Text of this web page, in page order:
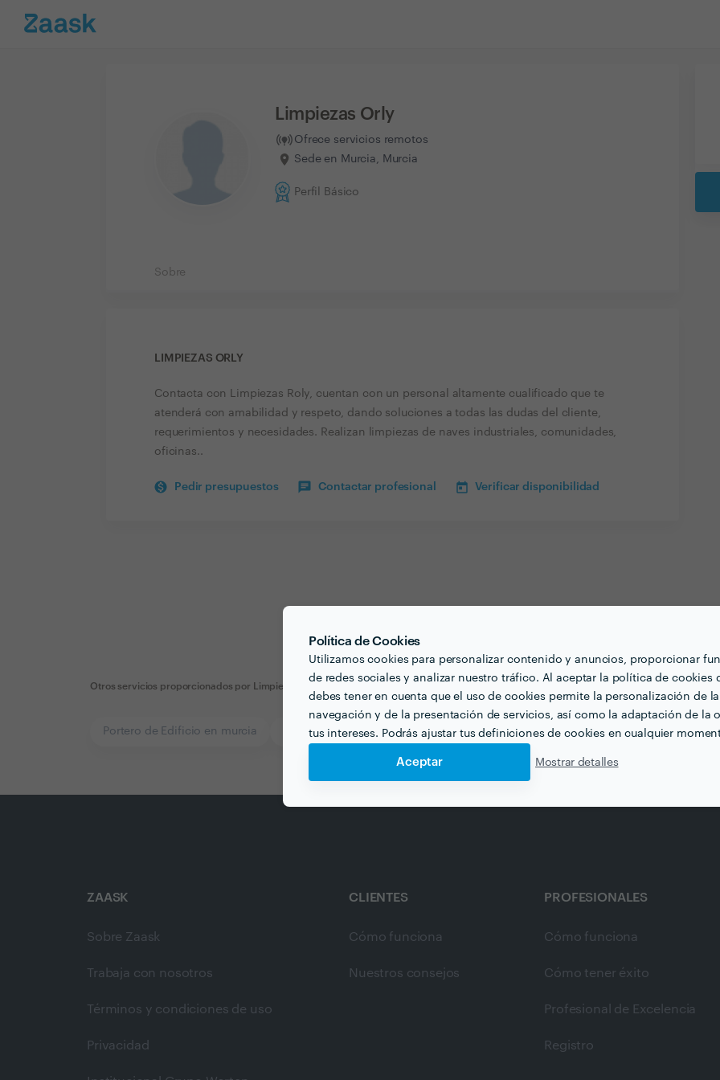
Política de Cookies
Utilizamos cookies para personalizar contenido y anuncios, proporcionar
de redes sociales y analizar nuestro tráfico. Al aceptar la política de cookies
debes tener en cuenta que el uso de cookies permite la personalización de la
navegación y de la presentación de servicios, así como la adaptación de la
tus intereses. Podrás ajustar tus definiciones de cookies en cualquier
Aceptar Mostrar detalles
Limpiezas Orly
Ofrece servicios remotos
Sede en Murcia, Murcia
Perfil Básico
Sobre
LIMPIEZAS ORLY
Contacta con Limpiezas Roly, cuentan con un personal altamente cualificado que te
atenderá con amabilidad y respeto, dando soluciones a todas las dudas del cliente,
requerimientos y necesidades. Realizan limpiezas de naves industriales, comunidades,
oficinas..
Pedir presupuestos Contactar profesional Verificar disponibilidad
Otros servicios proporcionados por Limpiezas Orly
Portero de Edificio en murcia Limpieza después de Obra en murcia Administración de Comunidades en
ZAASK
Sobre Zaask
Trabaja con nosotros
Términos y condiciones de uso
Privacidad
CLIENTES
Cómo funciona
Nuestros consejos
PROFESIONALES
Cómo funciona
Cómo tener éxito
Profesional de Excelencia
Registro